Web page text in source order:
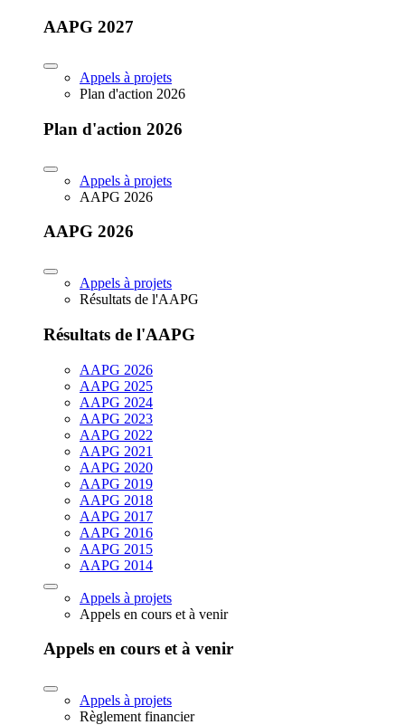
AAPG 2027
Appels à projets
Plan d'action 2026
Plan d'action 2026
Appels à projets
AAPG 2026
AAPG 2026
Appels à projets
Résultats de l'AAPG
Résultats de l'AAPG
AAPG 2026
AAPG 2025
AAPG 2024
AAPG 2023
AAPG 2022
AAPG 2021
AAPG 2020
AAPG 2019
AAPG 2018
AAPG 2017
AAPG 2016
AAPG 2015
AAPG 2014
Appels à projets
Appels en cours et à venir
Appels en cours et à venir
Appels à projets
Règlement financier